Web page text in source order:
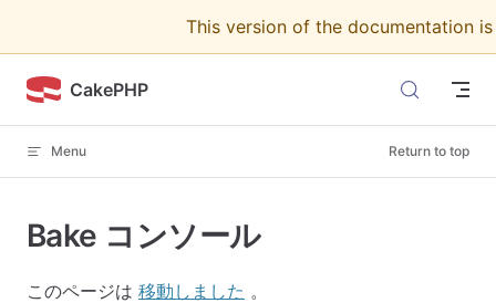
This version of the documentation
CakePHP
Menu Return to top
Bake コンソール
このページは 移動しました 。